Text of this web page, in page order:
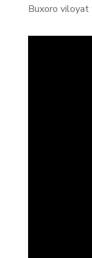
Buxoro viloyat